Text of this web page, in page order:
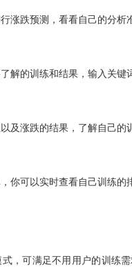
跌预测，看看自己的分析
的训练和结果，输入关键
涨跌的结果，了解自己的
可以实时查看自己训练的
可满足不用用户的训练需